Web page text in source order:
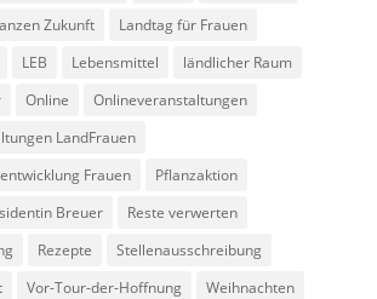
Zukunft
Landtag für Frauen
LEB Lebensmittel
ländlicher Raum
Online
Onlineveranstaltungen
LandFrauen
Frauen
Pflanzaktion
Breuer
Reste verwerten
Rezepte
Stellenausschreibung
Vor-Tour-der-Hoffnung
Weihnachten